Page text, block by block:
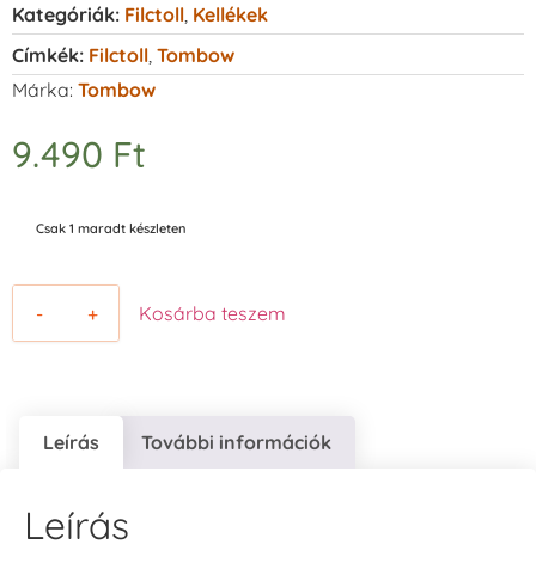
Kategóriák: Filctoll Kellékek
Címkék: Filctoll Tombow
Márka: Tombow
9.490 Ft
Csak 1 maradt készleten
- + Kosárba teszem
Leírás További információk
Leírás